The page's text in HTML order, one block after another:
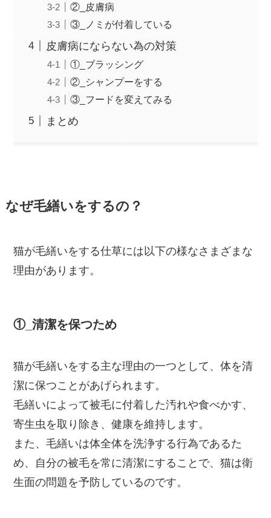
②_皮膚病
③_ノミが付着している
皮膚病にならない為の対策
①_ブラッシング
②_シャンプーをする
③_フードを変えてみる
まとめ
なぜ毛繕いをするの？
猫が毛繕いをする仕草には以下の様なさまざまな
理由があります。
①_清潔を保つため
猫が毛繕いをする主な理由の一つとして、体を清
潔に保つことがあげられます。
毛繕いによって被毛に付着した汚れや食べかす、
寄生虫を取り除き、健康を維持します。
また、毛繕いは体全体を洗浄する行為であるた
め、自分の被毛を常に清潔にすることで、猫は衛
生面の問題を予防しているのです。